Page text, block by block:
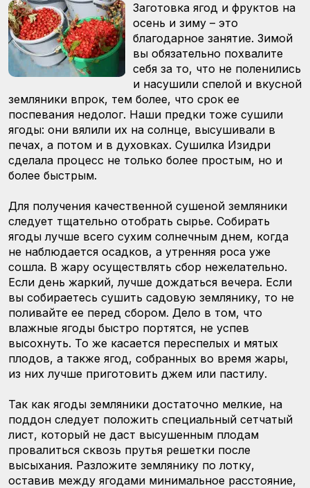
Заготовка ягод и фруктов на
осень и зиму – это
благодарное занятие. Зимой
вы обязательно похвалите
себя за то, что не поленились
и насушили спелой и вкусной
земляники впрок, тем более, что срок ее
поспевания недолог. Наши предки тоже сушили
ягоды: они вялили их на солнце, высушивали в
печах, а потом и в духовках. Сушилка Изидри
сделала процесс не только более простым, но и
более быстрым.
Для получения качественной сушеной земляники
следует тщательно отобрать сырье. Собирать
ягоды лучше всего сухим солнечным днем, когда
не наблюдается осадков, а утренняя роса уже
сошла. В жару осуществлять сбор нежелательно.
Если день жаркий, лучше дождаться вечера. Если
вы собираетесь сушить садовую землянику, то не
поливайте ее перед сбором. Дело в том, что
влажные ягоды быстро портятся, не успев
высохнуть. То же касается переспелых и мятых
плодов, а также ягод, собранных во время жары,
из них лучше приготовить джем или пастилу.
Так как ягоды земляники достаточно мелкие, на
поддон следует положить специальный сетчатый
лист, который не даст высушенным плодам
провалиться сквозь прутья решетки после
высыхания. Разложите землянику по лотку,
оставив между ягодами минимальное расстояние,